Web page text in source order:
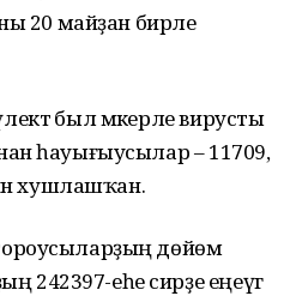
20 майҙан бирле
был мәкерле вирусты
һауығыусылар – 11709,
хушлашҡан.
дөйөм
242397-еһе сирҙе еңеүгә